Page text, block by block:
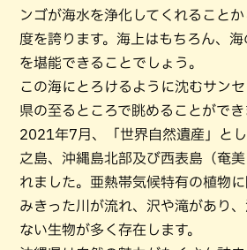
ンゴが海水を浄化してくれること
度を誇ります。海上はもちろん、
を堪能できることでしょう。
この海にとろけるように沈むサン
県の至るところで眺めることができ
2021年7月、「世界自然遺産」と
之島、沖縄島北部及び西表島（奄
れました。亜熱帯気候特有の植物
みきった川が流れ、沢や滝があり
ない生物が多く存在します。